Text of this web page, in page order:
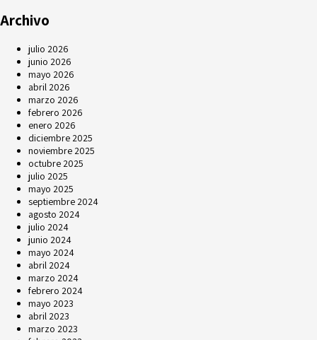
Archivo
julio 2026
junio 2026
mayo 2026
abril 2026
marzo 2026
febrero 2026
enero 2026
diciembre 2025
noviembre 2025
octubre 2025
julio 2025
mayo 2025
septiembre 2024
agosto 2024
julio 2024
junio 2024
mayo 2024
abril 2024
marzo 2024
febrero 2024
mayo 2023
abril 2023
marzo 2023